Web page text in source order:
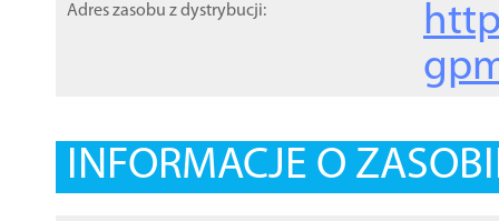
Adres zasobu z dystrybucji:
INFORMACJE O